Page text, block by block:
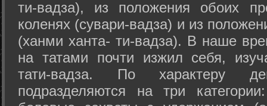
ти-вадза), из положения обоих
коленях (сувари-вадза) и из
(ханми ханта- ти-вадза). В наше
на татами почти изжил себя,
тати-вадза. По характеру
подразделяются на три